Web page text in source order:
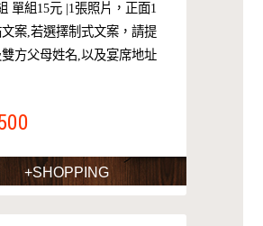
單組15元 |1張照片，正面1
案,若選擇制式文案，請提
方父母姓名,以及宴席地址
+SHOPPING